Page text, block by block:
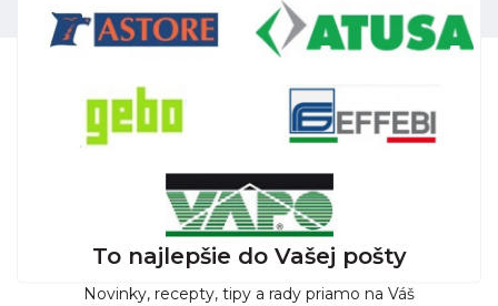
To najlepšie do Vašej pošty
Novinky, recepty, tipy a rady priamo na Váš